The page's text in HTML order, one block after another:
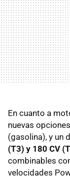
En cuanto a
nuevas
(gasolina), y un
(T3) y 180 CV
combinables
velocidades